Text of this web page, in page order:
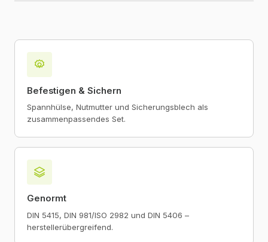
Befestigen & Sichern
Spannhülse, Nutmutter und Sicherungsblech als
zusammenpassendes Set.
Genormt
DIN 5415, DIN 981/ISO 2982 und DIN 5406 –
herstellerübergreifend.